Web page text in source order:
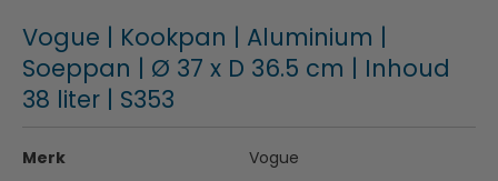
Vogue | Kookpan | Aluminium |
Soeppan | Ø 37 x D 36.5 cm | Inhoud
38 liter | S353
Merk
Vogue